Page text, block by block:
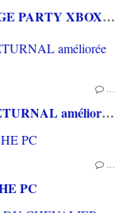
[TEST] LES SCHTROUMPFS - VILLAGE PARTY XBOX SERIES X : Un mix de Mario Party et de jeu de plateformes schtroumpfement chouette!
…
[TEST] SAROS PS5 : Une formule de RETURNAL améliorée et interessante
…
PC